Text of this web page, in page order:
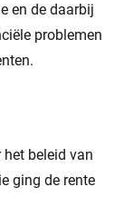
en de daarbij
problemen
beleid van
ging de rente